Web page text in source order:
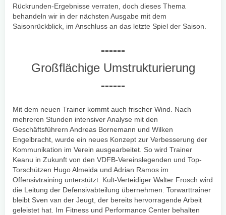
Rückrunden-Ergebnisse verraten, doch dieses Thema
behandeln wir in der nächsten Ausgabe mit dem
Saisonrückblick, im Anschluss an das letzte Spiel der Saison.
------
Großflächige Umstrukturierung
------
Mit dem neuen Trainer kommt auch frischer Wind. Nach
mehreren Stunden intensiver Analyse mit den
Geschäftsführern Andreas Bornemann und Wilken
Engelbracht, wurde ein neues Konzept zur Verbesserung der
Kommunikation im Verein ausgearbeitet. So wird Trainer
Keanu in Zukunft von den VDFB-Vereinslegenden und Top-
Torschützen Hugo Almeida und Adrian Ramos im
Offensivtraining unterstützt. Kult-Verteidiger Walter Frosch wird
die Leitung der Defensivabteilung übernehmen. Torwarttrainer
bleibt Sven van der Jeugt, der bereits hervorragende Arbeit
geleistet hat. Im Fitness und Performance Center behalten